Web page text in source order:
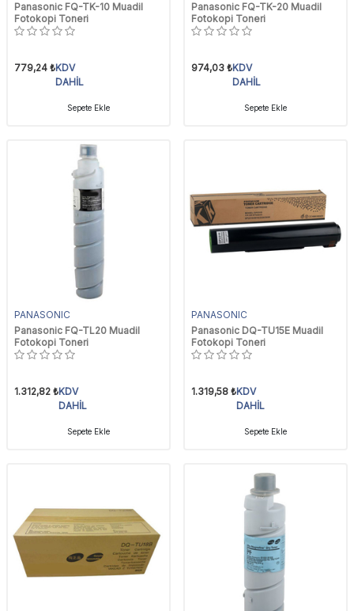
Panasonic FQ-TK-10 Muadil
Fotokopi Toneri
779,24 ₺KDV
DAHİL
Sepete Ekle
Panasonic FQ-TK-20 Muadil
Fotokopi Toneri
974,03 ₺KDV
DAHİL
Sepete Ekle
PANASONIC
Panasonic FQ-TL20 Muadil
Fotokopi Toneri
1.312,82 ₺KDV
DAHİL
Sepete Ekle
PANASONIC
Panasonic DQ-TU15E Muadil
Fotokopi Toneri
1.319,58 ₺KDV
DAHİL
Sepete Ekle